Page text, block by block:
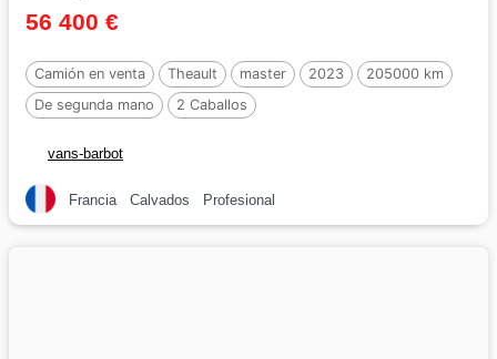
56 400 €
Camión en venta Theault master 2023
205000 km
De segunda mano
2 Caballos
vans-barbot
Francia Calvados Profesional